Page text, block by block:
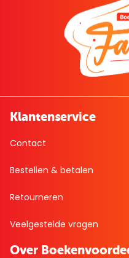
Klantenservice
Contact
Bestellen & betalen
Retourneren
Veelgestelde vragen
Over